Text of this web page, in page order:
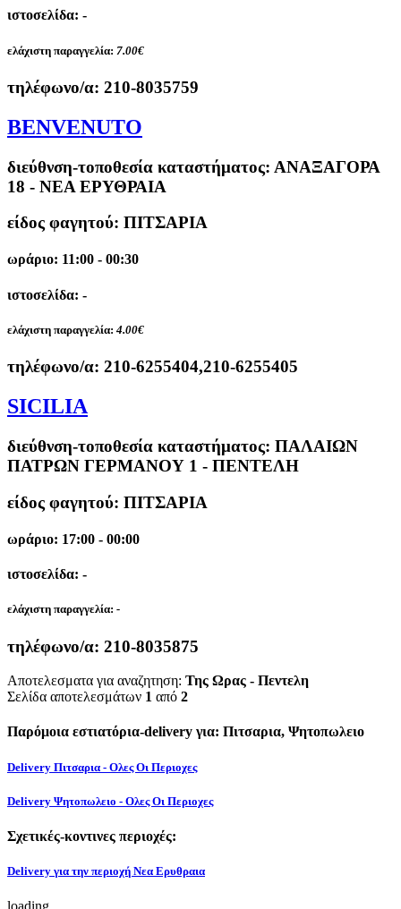
ιστοσελίδα: -
ελάχιστη παραγγελία: 7.00€
τηλέφωνο/α: 210-8035759
BENVENUTO
διεύθνση-τοποθεσία καταστήματος: ΑΝΑΞΑΓΟΡΑ
18 - ΝΕΑ ΕΡΥΘΡΑΙΑ
είδος φαγητού: ΠΙΤΣΑΡΙΑ
ωράριο: 11:00 - 00:30
ιστοσελίδα: -
ελάχιστη παραγγελία: 4.00€
τηλέφωνο/α: 210-6255404,210-6255405
SICILIA
διεύθνση-τοποθεσία καταστήματος: ΠΑΛΑΙΩΝ
ΠΑΤΡΩΝ ΓΕΡΜΑΝΟΥ 1 - ΠΕΝΤΕΛΗ
είδος φαγητού: ΠΙΤΣΑΡΙΑ
ωράριο: 17:00 - 00:00
ιστοσελίδα: -
ελάχιστη παραγγελία: -
τηλέφωνο/α: 210-8035875
Αποτελεσματα για αναζητηση: Της Ωρας - Πεντελη
Σελίδα αποτελεσμάτων 1 από 2
Παρόμοια εστιατόρια-delivery για: Πιτσαρια, Ψητοπωλειο
Delivery Πιτσαρια - Ολες Οι Περιοχες
Delivery Ψητοπωλειο - Ολες Οι Περιοχες
Σχετικές-κοντινες περιοχές:
Delivery για την περιοχή Νεα Ερυθραια